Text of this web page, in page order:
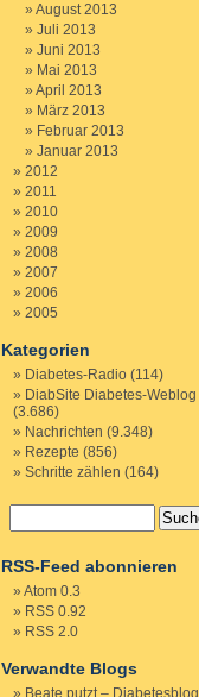
August 2013
Juli 2013
Juni 2013
Mai 2013
April 2013
März 2013
Februar 2013
Januar 2013
2012
2011
2010
2009
2008
2007
2006
2005
Kategorien
Diabetes-Radio (114)
DiabSite Diabetes-Weblog
(3.686)
Nachrichten (9.348)
Rezepte (856)
Schritte zählen (164)
RSS-Feed abonnieren
Atom 0.3
RSS 0.92
RSS 2.0
Verwandte Blogs
Beate putzt – Diabetesblog